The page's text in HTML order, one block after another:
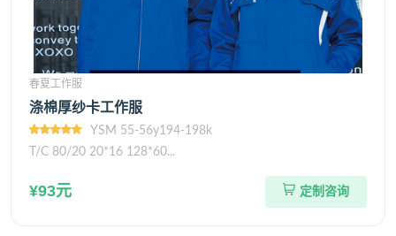
春夏工作服
涤棉厚纱卡工作服
YSM 55-56y194-198k
T/C 80/20 20*16 128*60...
¥93元 定制咨询